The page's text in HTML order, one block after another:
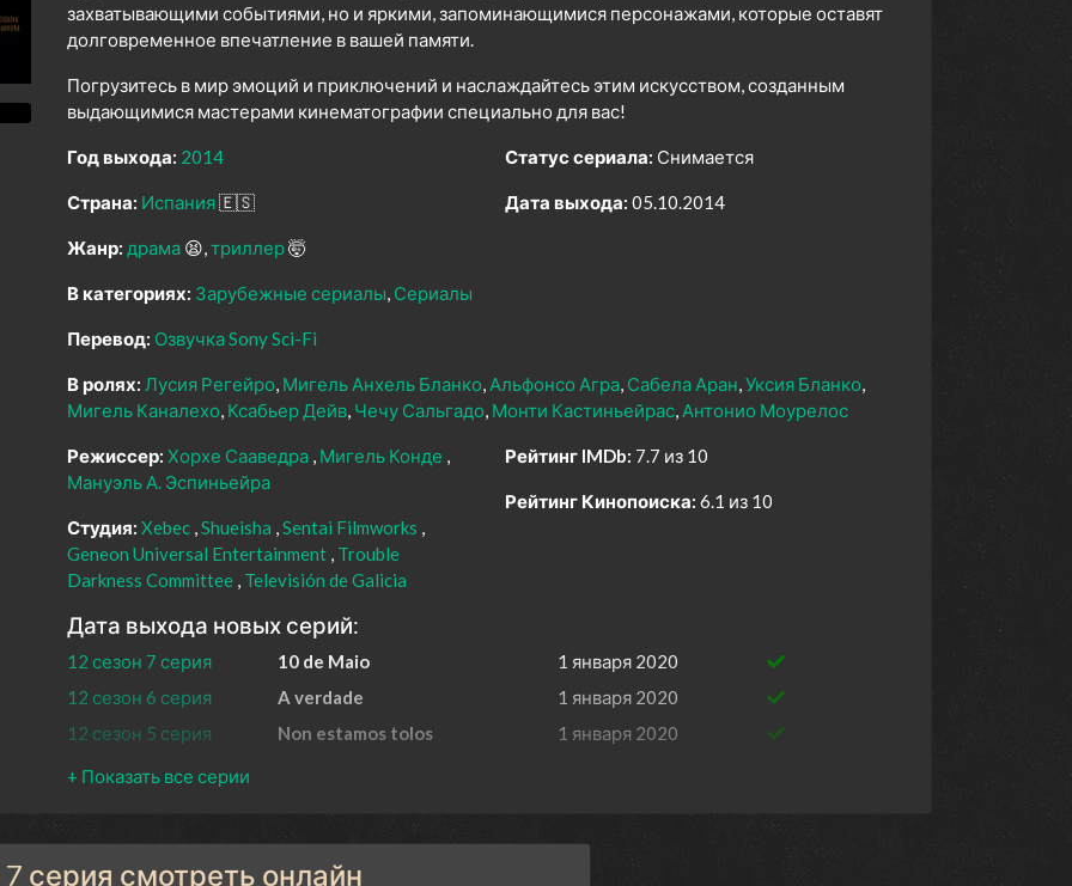
захватывающими событиями, но и яркими, запоминающимися персонажами, которые оставят
долговременное впечатление в вашей памяти.
Погрузитесь в мир эмоций и приключений и наслаждайтесь этим искусством, созданным
выдающимися мастерами кинематографии специально для вас!
Год выхода: 2014
Страна: Испания🇪🇸
Жанр: драма 😫 триллер🤯
Статус сериала: Снимается
Дата выхода: 05.10.2014
В категориях: Зарубежные сериалы Сериалы
Перевод: Озвучка Sony Sci-Fi
В ролях: Лусия Регейро Мигель Анхель Бланко Альфонсо Агра Сабела Аран Уксия Бланко
Мигель Каналехо Ксабьер Дейв Чечу Сальгадо Монти Кастиньейрас Антонио Моурелос
Режиссер: Хорхе Сааведра Мигель Конде
Мануэль А. Эспиньейра
Студия: Xebec Shueisha Sentai Filmworks
Geneon Universal Entertainment Trouble
Darkness Committee Televisión de Galicia
Рейтинг IMDb: 7.7 из 10
Рейтинг Кинопоиска: 6.1 из 10
Дата выхода новых серий:
12 сезон 7 серия 10 de Maio
1 января 2020
12 сезон 6 серия
A verdade
1 января 2020
12 сезон 5 серия
Non estamos tolos
1 января 2020
12 сезон 4 серия
12 сезон 2 серия
Ha ser culpa das árbores
1 января 2020
12 сезон 1 серия
Pantasmas do pasado
серия смотреть онлайн